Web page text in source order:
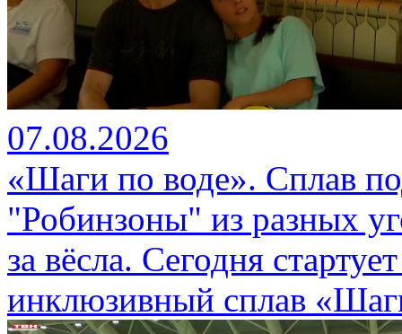
07.08.2026
«Шаги по воде». Сплав
"Робинзоны" из разных
за вёсла. Сегодня
инклюзивный сплав